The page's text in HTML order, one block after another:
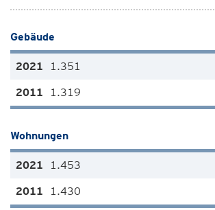
Gebäude
1.351
1.319
Wohnungen
1.453
1.430